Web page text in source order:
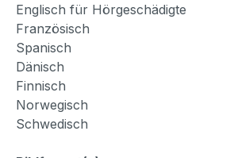
Englisch für Hörgeschädigte
Französisch
Spanisch
Dänisch
Finnisch
Norwegisch
Schwedisch